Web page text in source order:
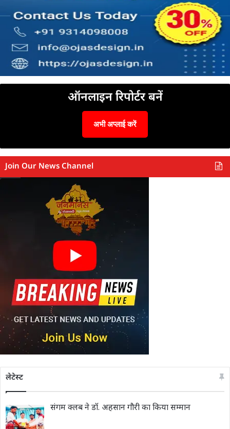
ऑनलाइन रिपोर्टर बनें
अभी अप्लाई करें
Join Our News Channel
लेटेस्ट
संगम क्लब ने डॉ. अहसान गौरी का किया सम्मान